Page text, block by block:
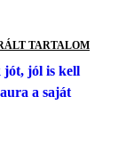
TARTALOM
jót, jól is kell
a saját